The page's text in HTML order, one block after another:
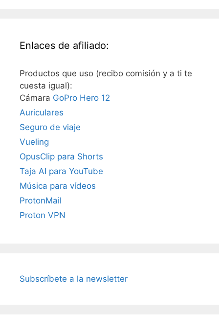
Enlaces de afiliado:
Productos que uso (recibo comisión y a ti te
cuesta igual):
Cámara GoPro Hero 12
Auriculares
Seguro de viaje
Vueling
OpusClip para Shorts
Taja AI para YouTube
Música para vídeos
ProtonMail
Proton VPN
Subscríbete a la newsletter